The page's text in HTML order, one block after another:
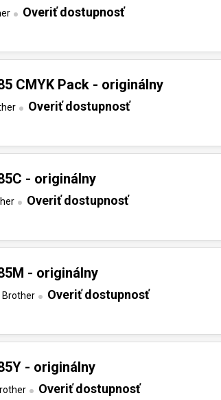
Overiť dostupnosť
CMYK Pack - originálny
Overiť dostupnosť
- originálny
Overiť dostupnosť
- originálny
Brother Overiť dostupnosť
- originálny
Overiť dostupnosť